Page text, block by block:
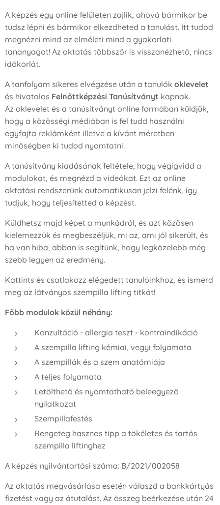
A képzés egy online felületen zajlik, ahová bármikor be
tudsz lépni és bármikor elkezdheted a tanulást. Itt tudod
megnézni mind az elméleti mind a gyakorlati
tananyagot! Az oktatás többször is visszanézhető, nincs
időkorlát.
A tanfolyam sikeres elvégzése után a tanulók oklevelet
és hivatalos Felnőttképzési Tanúsítványt kapnak.
Az oklevelet és a tanúsítványt online formában küldjük,
hogy a közösségi médiában is fel tudd használni
egyfajta reklámként illetve a kívánt méretben
minőségben ki tudod nyomtatni.
A tanúsítvány kiadásának feltétele, hogy végigvidd a
modulokat, és megnézd a videókat. Ezt az online
oktatási rendszerünk automatikusan jelzi felénk, így
tudjuk, hogy teljesítetted a képzést.
Küldhetsz majd képet a munkádról, és azt közösen
kielemezzük és megbeszéljük, mi az, ami jól sikerült, és
ha van hiba, abban is segítünk, hogy legközelebb még
szebb legyen az eredmény.
Kattints és csatlakozz elégedett tanulóinkhoz, és ismerd
meg az látványos szempilla lifting titkát!
Főbb modulok közül néhány:
Konzultáció - allergia teszt - kontraindikáció
A szempilla lifting kémiai, vegyi folyamata
A szempillák és a szem anatómiája
A teljes folyamata
Letölthető és nyomtatható beleegyező
nyilatkozat
Szempillafestés
Rengeteg hasznos tipp a tökéletes és tartós
szempilla liftinghez
A képzés nyilvántartási száma: B/2021/002058
Az oktatás megvásárlása esetén válaszd a bankkártyás
fizetést vagy az átutalást. Az összeg beérkezése után 24